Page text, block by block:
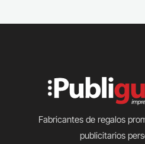
Fabricantes de regalos
publicitarios